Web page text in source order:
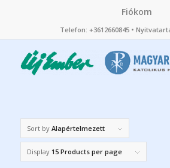
Fiókom
Telefon: +3612660845 •
Sort by Alapértelmezett
Display 15 Products per page